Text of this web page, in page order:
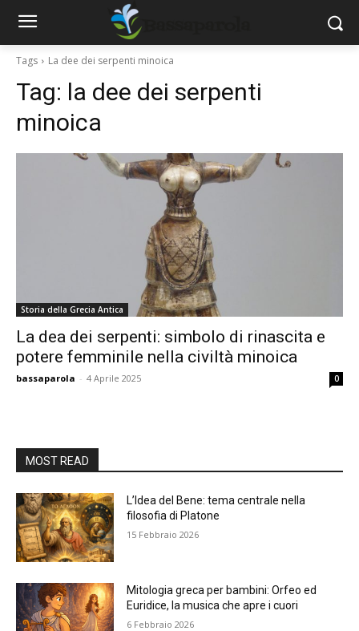
Tags La dee dei serpenti minoica
Tag: la dee dei serpenti
minoica
Storia della Grecia Antica
La dea dei serpenti: simbolo di rinascita e
potere femminile nella civiltà minoica
bassaparola - 4 Aprile 2025 0
MOST READ
L’Idea del Bene: tema centrale nella
filosofia di Platone
15 Febbraio 2026
Mitologia greca per bambini: Orfeo ed
Euridice, la musica che apre i cuori
6 Febbraio 2026